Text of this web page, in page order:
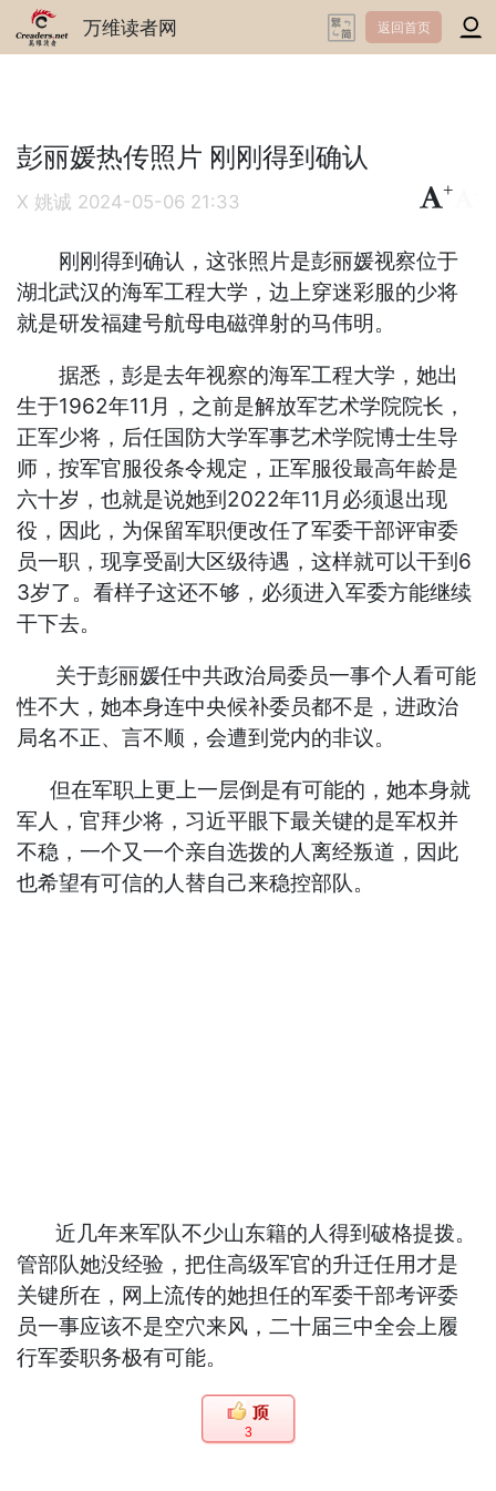
万维读者网 返回首页
彭丽媛热传照片 刚刚得到确认
X 姚诚 2024-05-06 21:33
+
刚刚得到确认，这张照片是彭丽媛视察位于
湖北武汉的海军工程大学，边上穿迷彩服的少将
就是研发福建号航母电磁弹射的马伟明。
据悉，彭是去年视察的海军工程大学，她出
生于1962年11月，之前是解放军艺术学院院长，
正军少将，后任国防大学军事艺术学院博士生导
师，按军官服役条令规定，正军服役最高年龄是
六十岁，也就是说她到2022年11月必须退出现
役，因此，为保留军职便改任了军委干部评审委
员一职，现享受副大区级待遇，这样就可以干到6
3岁了。看样子这还不够，必须进入军委方能继续
干下去。
关于彭丽媛任中共政治局委员一事个人看可能
性不大，她本身连中央候补委员都不是，进政治
局名不正、言不顺，会遭到党内的非议。
但在军职上更上一层倒是有可能的，她本身就
军人，官拜少将，习近平眼下最关键的是军权并
不稳，一个又一个亲自选拨的人离经叛道，因此
也希望有可信的人替自己来稳控部队。
近几年来军队不少山东籍的人得到破格提拨。
管部队她没经验，把住高级军官的升迁任用才是
关键所在，网上流传的她担任的军委干部考评委
员一事应该不是空穴来风，二十届三中全会上履
行军委职务极有可能。
3